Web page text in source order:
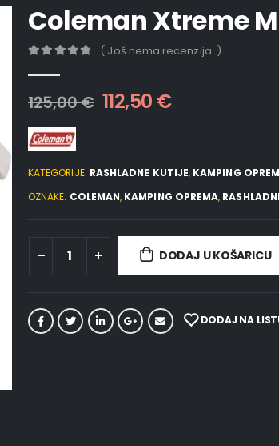
Coleman Xtreme
( Još nema recenzija. )
125,00€ 112,50 €
KATEGORIJE: RASHLADNE KUTIJE, KAMPING
OZNAKE: COLEMAN, KAMPING OPREMA,
DODAJ U KOŠARICU
DODAJ NA